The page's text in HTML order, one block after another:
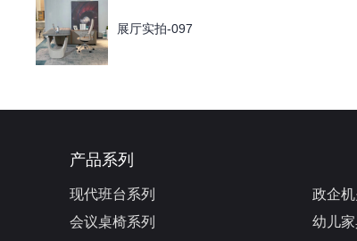
展厅实拍-097
产品系列
现代班台系列
会议桌椅系列
政企机
幼儿家